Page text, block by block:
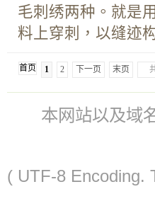
毛刺绣两种。就是
料上穿刺，以缝迹
首页 1 2 下一页 末页
本网站以及域
( UTF-8 Encoding.